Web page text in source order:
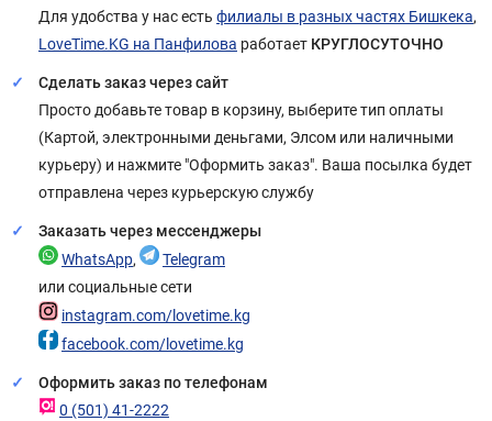
Для удобства у нас есть филиалы в разных частях Бишкека,
LoveTime.KG на Панфилова работает КРУГЛОСУТОЧНО
Сделать заказ через сайт
Просто добавьте товар в корзину, выберите тип оплаты
(Картой, электронными деньгами, Элсом или наличными
курьеру) и нажмите "Оформить заказ". Ваша посылка будет
отправлена через курьерскую службу
Заказать через мессенджеры
WhatsApp,
Telegram
или социальные сети
instagram.com/lovetime.kg
facebook.com/lovetime.kg
Оформить заказ по телефонам
0 (501) 41-2222